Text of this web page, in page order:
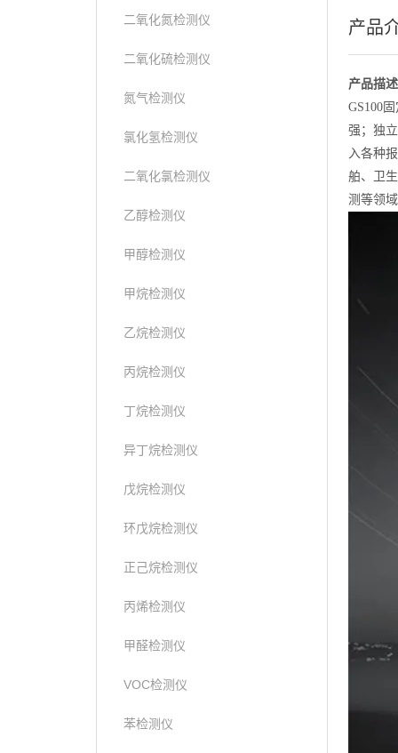
二氧化氮检测仪
二氧化硫检测仪
氮气检测仪
氯化氢检测仪
二氧化氯检测仪
乙醇检测仪
甲醇检测仪
甲烷检测仪
乙烷检测仪
丙烷检测仪
丁烷检测仪
异丁烷检测仪
戊烷检测仪
环戊烷检测仪
正己烷检测仪
丙烯检测仪
甲醛检测仪
VOC检测仪
苯检测仪
产品
产品描述
GS100
强；独
入各种
舶、卫
测等领